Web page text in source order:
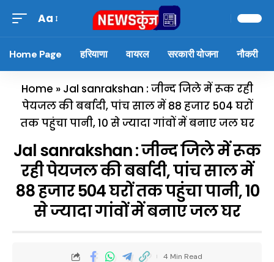
Aa
Home Page हरियाणा वायरल सरकारी योजना नौकरी
Home » Jal sanrakshan : जीन्द जिले में रूक रही
पेयजल की बर्बादी, पांच साल में 88 हजार 504 घरों
तक पहुंचा पानी, 10 से ज्यादा गांवों में बनाए जल घर
Jal sanrakshan : जीन्द जिले में रूक
रही पेयजल की बर्बादी, पांच साल में
88 हजार 504 घरों तक पहुंचा पानी, 10
से ज्यादा गांवों में बनाए जल घर
4 Min Read